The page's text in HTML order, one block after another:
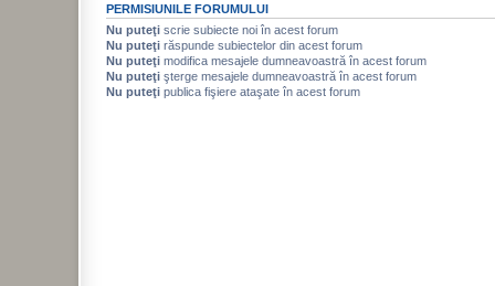
PERMISIUNILE FORUMULUI
Nu puteţi scrie subiecte noi în acest forum
Nu puteţi răspunde subiectelor din acest forum
Nu puteţi modifica mesajele dumneavoastră în acest forum
Nu puteţi şterge mesajele dumneavoastră în acest forum
Nu puteţi publica fişiere ataşate în acest forum